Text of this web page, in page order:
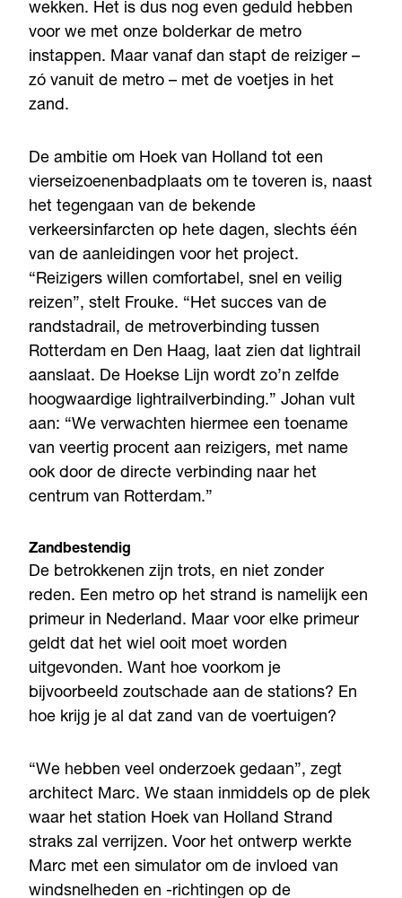
wekken. Het is dus nog even geduld hebben
voor we met onze bolderkar de metro
instappen. Maar vanaf dan stapt de reiziger –
zó vanuit de metro – met de voetjes in het
zand.
De ambitie om Hoek van Holland tot een
vierseizoenenbadplaats om te toveren is, naast
het tegengaan van de bekende
verkeersinfarcten op hete dagen, slechts één
van de aanleidingen voor het project.
“Reizigers willen comfortabel, snel en veilig
reizen”, stelt Frouke. “Het succes van de
randstadrail, de metroverbinding tussen
Rotterdam en Den Haag, laat zien dat lightrail
aanslaat. De Hoekse Lijn wordt zo’n zelfde
hoogwaardige lightrailverbinding.” Johan vult
aan: “We verwachten hiermee een toename
van veertig procent aan reizigers, met name
ook door de directe verbinding naar het
centrum van Rotterdam.”
Zandbestendig
De betrokkenen zijn trots, en niet zonder
reden. Een metro op het strand is namelijk een
primeur in Nederland. Maar voor elke primeur
geldt dat het wiel ooit moet worden
uitgevonden. Want hoe voorkom je
bijvoorbeeld zoutschade aan de stations? En
hoe krijg je al dat zand van de voertuigen?
“We hebben veel onderzoek gedaan”, zegt
architect Marc. We staan inmiddels op de plek
waar het station Hoek van Holland Strand
straks zal verrijzen. Voor het ontwerp werkte
Marc met een simulator om de invloed van
windsnelheden en -richtingen op de